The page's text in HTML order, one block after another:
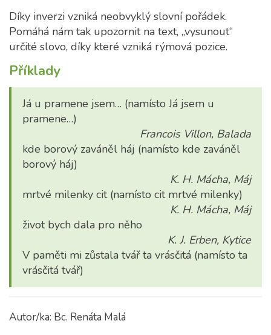
Díky inverzi vzniká neobvyklý slovní pořádek.
Pomáhá nám tak upozornit na text, „vysunout“
určité slovo, díky které vzniká rýmová pozice.
Příklady
Já u pramene jsem… (namísto Já jsem u
pramene…)
Francois Villon, Balada
kde borový zaváněl háj (namísto kde zaváněl
borový háj)
K. H. Mácha, Máj
mrtvé milenky cit (namísto cit mrtvé milenky)
K. H. Mácha, Máj
život bych dala pro něho
K. J. Erben, Kytice
V paměti mi zůstala tvář ta vrásčitá (namísto ta
vrásčitá tvář)
Autor/ka: Bc. Renáta Malá